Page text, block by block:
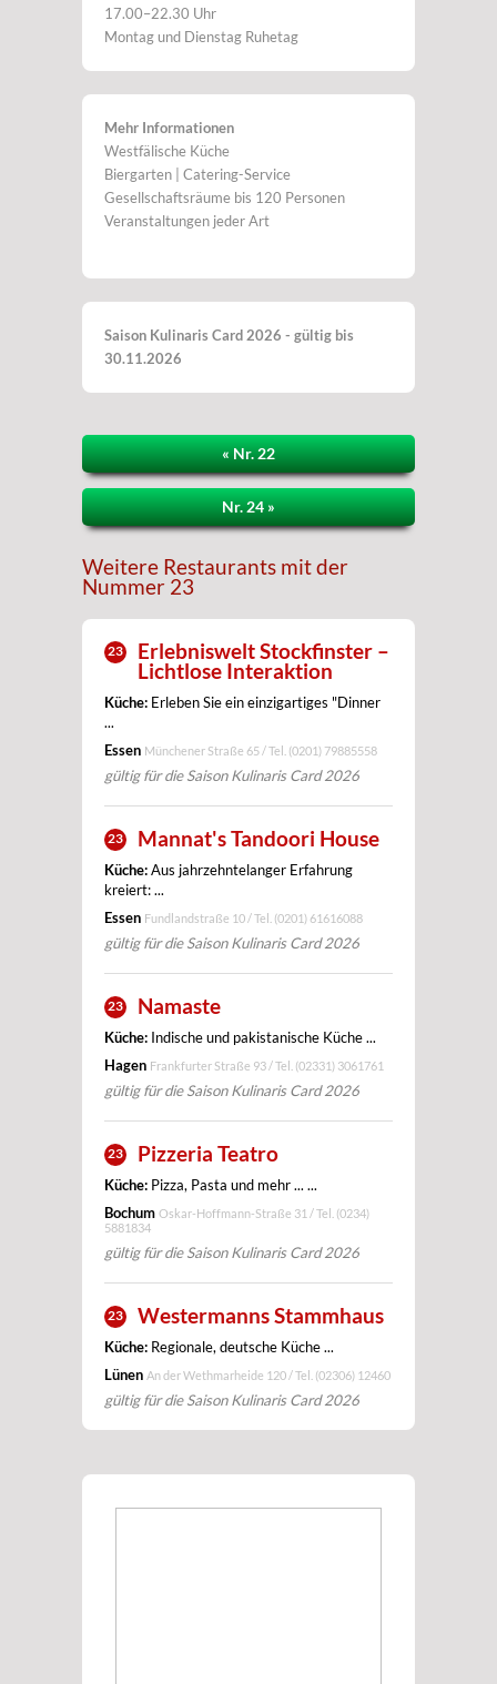
17.00–22.30 Uhr
Montag und Dienstag Ruhetag
Mehr Informationen
Westfälische Küche
Biergarten | Catering-Service
Gesellschaftsräume bis 120 Personen
Veranstaltungen jeder Art
Saison Kulinaris Card 2026 - gültig bis
30.11.2026
« Nr. 22
Nr. 24 »
Weitere Restaurants mit der
Nummer 23
23
Erlebniswelt Stockfinster –
Lichtlose Interaktion
Küche: Erleben Sie ein einzigartiges "Dinner
...
Essen Münchener Straße 65 / Tel. (0201) 79885558
gültig für die Saison Kulinaris Card 2026
23 Mannat's Tandoori House
Küche:Aus jahrzehntelanger Erfahrung
kreiert: ...
Essen Fundlandstraße 10 / Tel. (0201) 61616088
gültig für die Saison Kulinaris Card 2026
23 Namaste
Küche: Indische und pakistanische Küche ...
Hagen Frankfurter Straße 93 / Tel. (02331) 3061761
gültig für die Saison Kulinaris Card 2026
23 Pizzeria Teatro
Küche: Pizza, Pasta und mehr ... ...
Bochum Oskar-Hoffmann-Straße 31 / Tel. (0234)
5881834
gültig für die Saison Kulinaris Card 2026
23 Westermanns Stammhaus
Küche: Regionale, deutsche Küche ...
Lünen An der Wethmarheide 120 / Tel. (02306) 12460
gültig für die Saison Kulinaris Card 2026